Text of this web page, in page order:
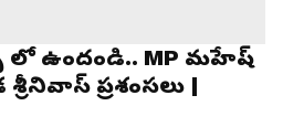
లో ఉందండి.. MP మహేష్
ప్రశంసలు |